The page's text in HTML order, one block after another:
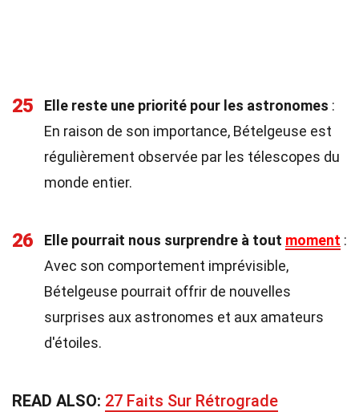
25 Elle reste une priorité pour les astronomes :
En raison de son importance, Bételgeuse est
régulièrement observée par les télescopes du
monde entier.
26 Elle pourrait nous surprendre à tout moment :
Avec son comportement imprévisible,
Bételgeuse pourrait offrir de nouvelles
surprises aux astronomes et aux amateurs
d'étoiles.
READ ALSO: 27 Faits Sur Rétrograde